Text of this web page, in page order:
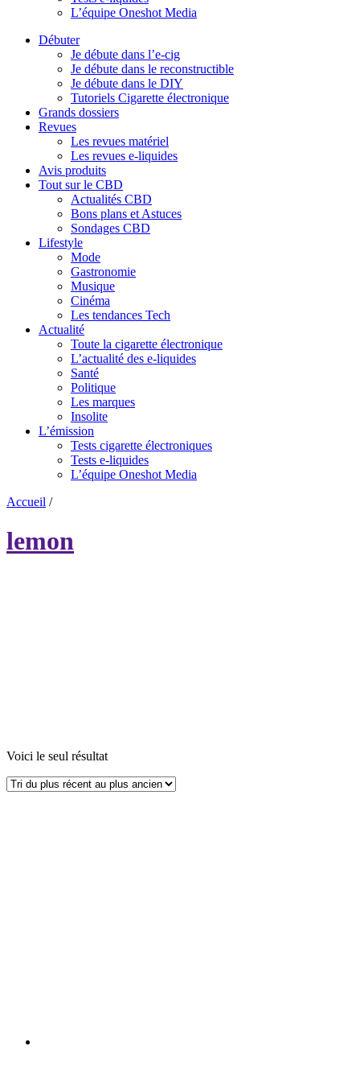
L’équipe Oneshot Media
Débuter
Je débute dans l’e-cig
Je débute dans le reconstructible
Je débute dans le DIY
Tutoriels Cigarette électronique
Grands dossiers
Revues
Les revues matériel
Les revues e-liquides
Avis produits
Tout sur le CBD
Actualités CBD
Bons plans et Astuces
Sondages CBD
Lifestyle
Mode
Gastronomie
Musique
Cinéma
Les tendances Tech
Actualité
Toute la cigarette électronique
L’actualité des e-liquides
Santé
Politique
Les marques
Insolite
L’émission
Tests cigarette électroniques
Tests e-liquides
L’équipe Oneshot Media
Accueil /
lemon
Voici le seul résultat